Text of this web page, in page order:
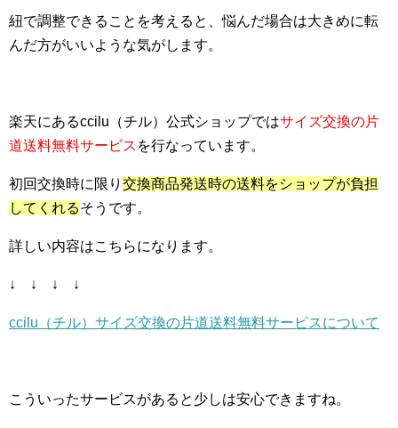
紐で調整できることを考えると、悩んだ場合は大きめに転
んだ方がいいような気がします。
楽天にあるccilu（チル）公式ショップではサイズ交換の片
道送料無料サービス を行なっています。
初回交換時に限り 交換商品発送時の送料をショップが負担
してくれるそうです。
詳しい内容はこちらになります。
↓ ↓ ↓ ↓
ccilu（チル）サイズ交換の片道送料無料サービスについて
こういったサービスがあると少しは安心できますね。